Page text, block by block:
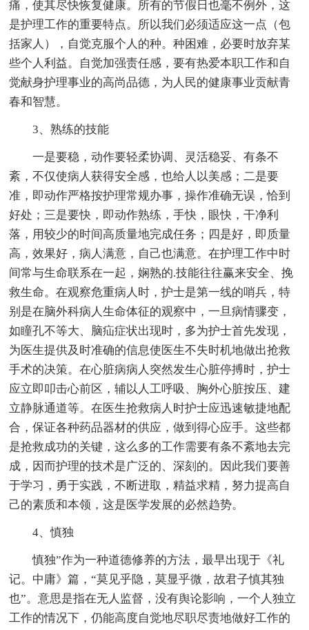
痛，使其尽快恢复健康。所有的节假日也毫不例外，这
是护理工作的重要特点。所以我们必须适应这一点（包
括家人），自觉克服个人的种。种困难，必要时放弃某
些个人利益。自觉加强责任感，要有热爱本职工作和自
觉献身护理事业的高尚品德，为人民的健康事业贡献青
春和智慧。
3、熟练的技能
一是要稳，动作要轻柔协调、灵活稳妥、有条不
紊，不仅使病人获得安全感，也给人以美感；二是要
准，即动作严格按护理常规办事，操作准确无误，恰到
好处；三是要快，即动作熟练，手快，眼快，干净利
落，用较少的时间高质量地完成任务；四是好，即质量
高，效果好，病人满意，自己也满意。在护理工作中时
间常与生命联系在一起，娴熟的.技能往往赢来安全、挽
救生命。在观察危重病人时，护士是第一线的哨兵，特
别是在脑外科病人生命体征的观察中，一旦病情骤变，
如瞳孔不等大、脑疝症状出现时，多为护士首先发现，
为医生提供及时准确的信息使医生不失时机地做出抢救
手术的决策。在心脏病病人突然发生心脏停搏时，护士
应立即叩击心前区，辅以人工呼吸、胸外心脏按压、建
立静脉通道等。在医生抢救病人时护士应迅速敏捷地配
合，保证各种药品器材的供应，做到得心应手。这些都
是抢救成功的关键，这么多的工作需要有条不紊地去完
成，因而护理的技术是广泛的、深刻的。因此我们要善
于学习，勇于实践，不断进取，精益求精，努力提高自
己的素质和本领，这是医学发展的必然趋势。
4、慎独
慎独”作为一种道德修养的方法，最早出现于《礼
记。中庸》篇，“莫见乎隐，莫显乎微，故君子慎其独
也”。意思是指在无人监督，没有舆论影响，一个人独立
工作的情况下，仍能高度自觉地尽职尽责地做好工作的